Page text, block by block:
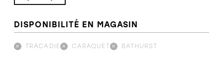
DISPONIBILITÉ EN MAGASIN
TRACADIE CARAQUET BATHURST